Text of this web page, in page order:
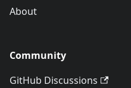
About
Community
GitHub Discussions